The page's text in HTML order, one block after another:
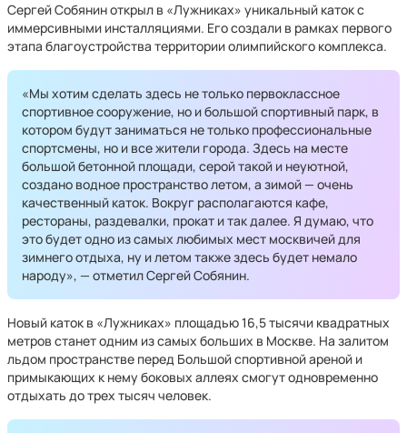
Сергей Собянин открыл в «Лужниках» уникальный каток с
иммерсивными инсталляциями. Его создали в рамках первого
этапа благоустройства территории олимпийского комплекса.
«Мы хотим сделать здесь не только первоклассное
спортивное сооружение, но и большой спортивный парк, в
котором будут заниматься не только профессиональные
спортсмены, но и все жители города. Здесь на месте
большой бетонной площади, серой такой и неуютной,
создано водное пространство летом, а зимой — очень
качественный каток. Вокруг располагаются кафе,
рестораны, раздевалки, прокат и так далее. Я думаю, что
это будет одно из самых любимых мест москвичей для
зимнего отдыха, ну и летом также здесь будет немало
народу», — отметил Сергей Собянин.
Новый каток в «Лужниках» площадью 16,5 тысячи квадратных
метров станет одним из самых больших в Москве. На залитом
льдом пространстве перед Большой спортивной ареной и
примыкающих к нему боковых аллеях смогут одновременно
отдыхать до трех тысяч человек.